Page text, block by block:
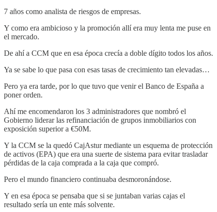
7 años como analista de riesgos de empresas.
Y como era ambicioso y la promoción allí era muy lenta me puse en
el mercado.
De ahí a CCM que en esa época crecía a doble dígito todos los años.
Ya se sabe lo que pasa con esas tasas de crecimiento tan elevadas…
Pero ya era tarde, por lo que tuvo que venir el Banco de España a
poner orden.
Ahí me encomendaron los 3 administradores que nombró el
Gobierno liderar las refinanciación de grupos inmobiliarios con
exposición superior a €50M.
Y la CCM se la quedó CajAstur mediante un esquema de protección
de activos (EPA) que era una suerte de sistema para evitar trasladar
pérdidas de la caja comprada a la caja que compró.
Pero el mundo financiero continuaba desmoronándose.
Y en esa época se pensaba que si se juntaban varias cajas el
resultado sería un ente más solvente.